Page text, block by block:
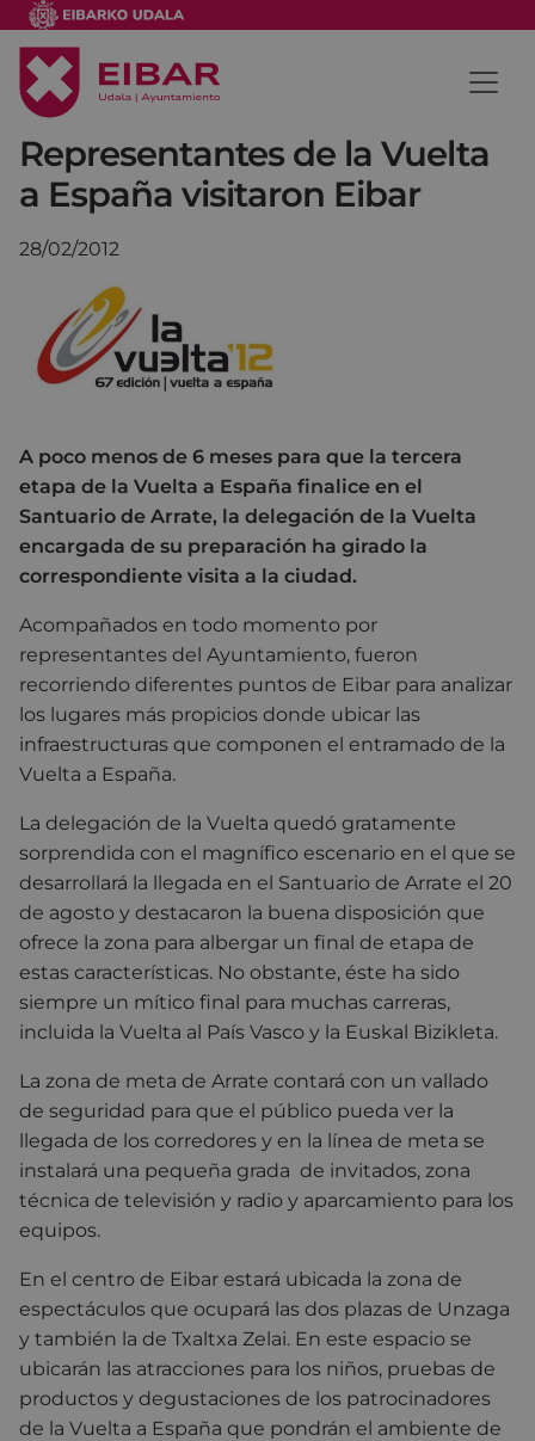
Representantes de la Vuelta
a España visitaron Eibar
28/02/2012
A poco menos de 6 meses para que la tercera
etapa de la Vuelta a España finalice en el
Santuario de Arrate, la delegación de la Vuelta
encargada de su preparación ha girado la
correspondiente visita a la ciudad.
Acompañados en todo momento por
representantes del Ayuntamiento, fueron
recorriendo diferentes puntos de Eibar para analizar
los lugares más propicios donde ubicar las
infraestructuras que componen el entramado de la
Vuelta a España.
La delegación de la Vuelta quedó gratamente
sorprendida con el magnífico escenario en el que se
desarrollará la llegada en el Santuario de Arrate el 20
de agosto y destacaron la buena disposición que
ofrece la zona para albergar un final de etapa de
estas características. No obstante, éste ha sido
siempre un mítico final para muchas carreras,
incluida la Vuelta al País Vasco y la Euskal Bizikleta.
La zona de meta de Arrate contará con un vallado
de seguridad para que el público pueda ver la
llegada de los corredores y en la línea de meta se
instalará una pequeña grada de invitados, zona
técnica de televisión y radio y aparcamiento para los
equipos.
En el centro de Eibar estará ubicada la zona de
espectáculos que ocupará las dos plazas de Unzaga
y también la de Txaltxa Zelai. En este espacio se
ubicarán las atracciones para los niños, pruebas de
productos y degustaciones de los patrocinadores
de la Vuelta a España que pondrán el ambiente de